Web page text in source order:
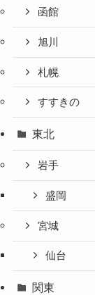
函館
旭川
札幌
すすきの
東北
岩手
盛岡
宮城
仙台
関東